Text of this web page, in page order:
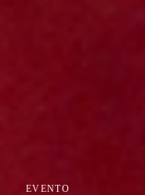
EVENTO